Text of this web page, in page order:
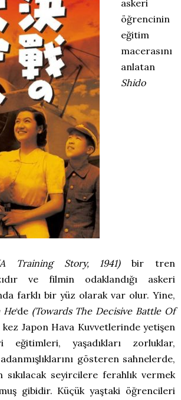
askeri
öğrencinin
eğitim
macerasını
anlatan
Shido
Training Story, 1941)bir tren
ve filmin odaklandığı askeri
farklı bir yüz olarak var olur. Yine,
He‘de(Towards The Decisive Battle Of
Japon Hava Kuvvetlerinde yetişen
eğitimleri, yaşadıkları zorluklar,
gösteren sahnelerde,
seyircilere ferahlık vermek
gibidir. Küçük yaştaki öğrencileri